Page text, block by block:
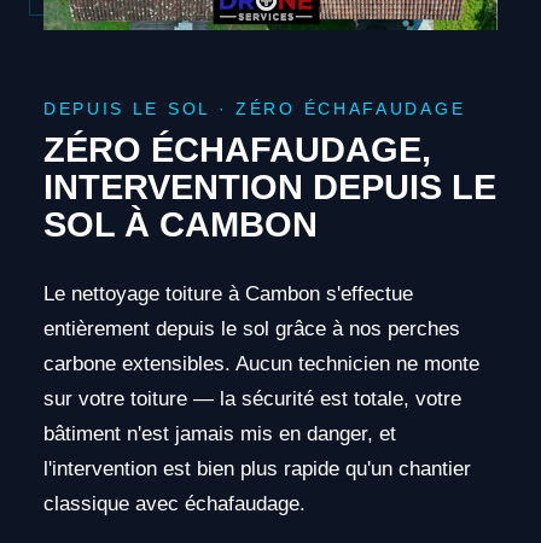
DEPUIS LE SOL · ZÉRO ÉCHAFAUDAGE
ZÉRO ÉCHAFAUDAGE,
INTERVENTION DEPUIS LE
SOL À CAMBON
Le nettoyage toiture à Cambon s'effectue
entièrement depuis le sol grâce à nos perches
carbone extensibles. Aucun technicien ne monte
sur votre toiture — la sécurité est totale, votre
bâtiment n'est jamais mis en danger, et
l'intervention est bien plus rapide qu'un chantier
classique avec échafaudage.